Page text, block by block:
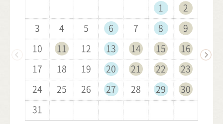
1
2
3
4 5 6 7 8
9
10
11 12 13 14 15
16
17
18 19 20 21 22
23
24
25 26 27 28 29
30
31
5
6
7
8 9 10 11 12
13
14
15 16 17 18 19
20
21
22 23 24 25 26
27
28
29 30
3
4
5
6 7 8 9 10
11
12
13 14 15 16 17
18
19
20 21 22 23 24
25
26
27 28 29 30 31
1
2
3 4 5 6 7
8
9
10 11 12 13 14
15
16
17 18 19 20 21
22
23
24 25 26 27 28
29
30
5
6
7
8 9 10 11 12
13
14
15 16 17 18 19
20
21
22 23 24 25 26
27
28
29 30 31
2
3
4
5 6 7 8 9
10
11
12 13 14 15 16
17
18
19 20 21 22 23
24
25
26 27 28 29 30 31
6
7
8
9 10 11 12 13
14
15
16 17 18 19 20
21
22
23 24 25 26 27 28
6
7
8
9 10 11 12 13
14
15
16 17 18 19 20
21
22
23 24 25 26 27
28
29
30 31
3
4
5
6 7 8 9 10
11
12
13 14 15 16 17
18
19
20 21 22 23 24
25
26
27 28 29 30
1
2
3
4 5 6 7 8
9
10
11 12 13 14 15
16
17
18 19 20 21 22
23
24
25 26 27 28 29
30
31
5
6
7
8 9 10 11 12
13
14
15 16 17 18 19
20
21
22 23 24 25 26
27
28
29 30
3
4
5
6 7 8 9 10
11
12
13 14 15 16 17
18
19
20 21 22 23 24
25
26
27 28 29 30 31